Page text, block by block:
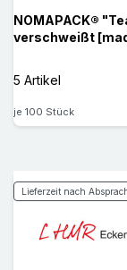
NOMAPACK®
verschweißt
5 Artikel
je 100 Stück
Lieferzeit nach